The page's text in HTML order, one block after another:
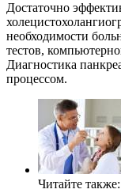
Достаточно
необходимости
тестов,
Диагностика
процессом.
Читайте также: